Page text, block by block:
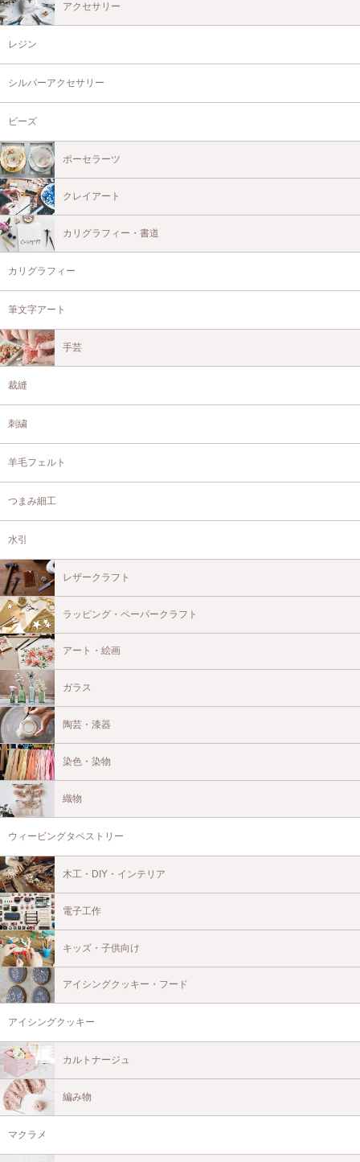
アクセサリー
レジン
シルバーアクセサリー
ビーズ
ポーセラーツ
クレイアート
カリグラフィー・書道
カリグラフィー
筆文字アート
手芸
裁縫
刺繍
羊毛フェルト
つまみ細工
水引
レザークラフト
ラッピング・ペーパークラフト
アート・絵画
ガラス
陶芸・漆器
染色・染物
織物
ウィービングタペストリー
木工・DIY・インテリア
電子工作
キッズ・子供向け
アイシングクッキー・フード
アイシングクッキー
カルトナージュ
編み物
マクラメ